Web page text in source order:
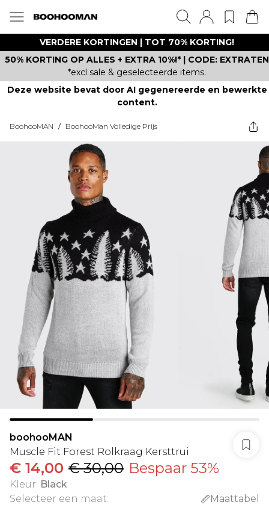
VERDERE KORTINGEN | TOT 70% KORTING!
50% KORTING OP ALLES + EXTRA 10%!* | CODE: EXTRATEN
*excl sale & geselecteerde items.
Deze website bevat door AI gegenereerde en bewerkte
content.
BoohooMAN / BoohooMan Volledige Prijs
boohooMAN
Muscle Fit Forest Rolkraag Kersttrui
€ 14,00 € 30,00 Bespaar 53%
Kleur: Black
Selecteer een maat:
Maattabel